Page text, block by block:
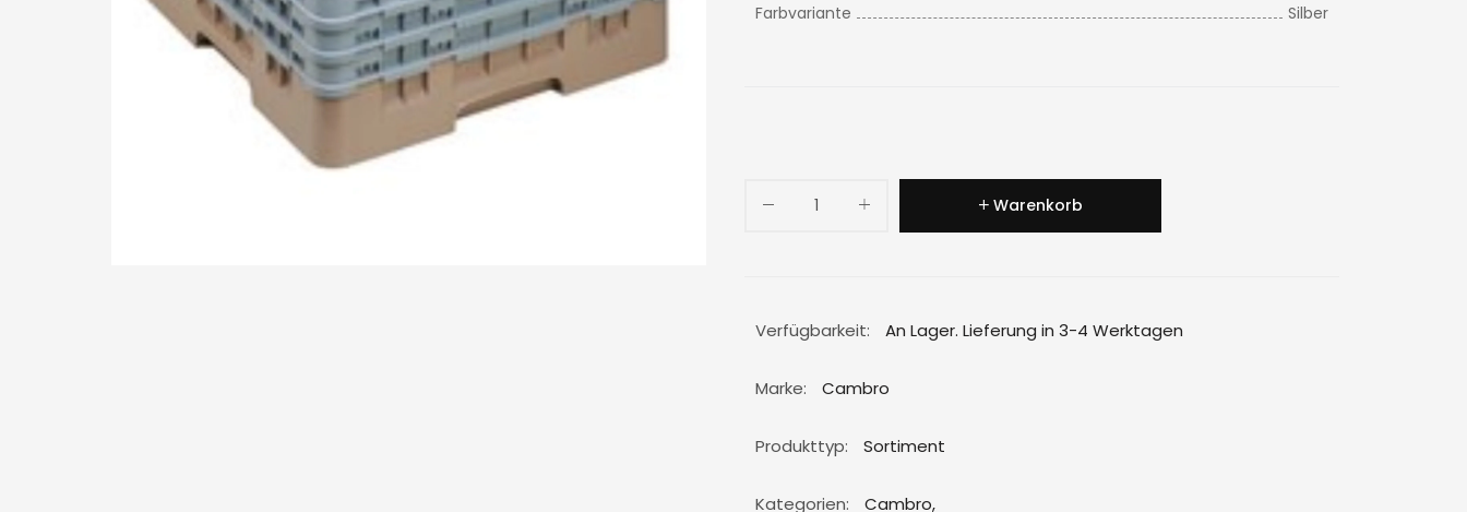
Farbvariante Silber
Warenkorb
Verfügbarkeit: An Lager. Lieferung in 3-4 Werktagen
Marke: Cambro
Produkttyp: Sortiment
Kategorien: Cambro,